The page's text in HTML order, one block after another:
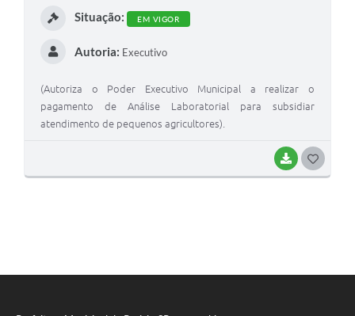
BAIXAR
Situação: EM VIGOR
Autoria: Executivo
(Autoriza o Poder Executivo Municipal a realizar o
pagamento de Análise Laboratorial para subsidiar
atendimento de pequenos agricultores).